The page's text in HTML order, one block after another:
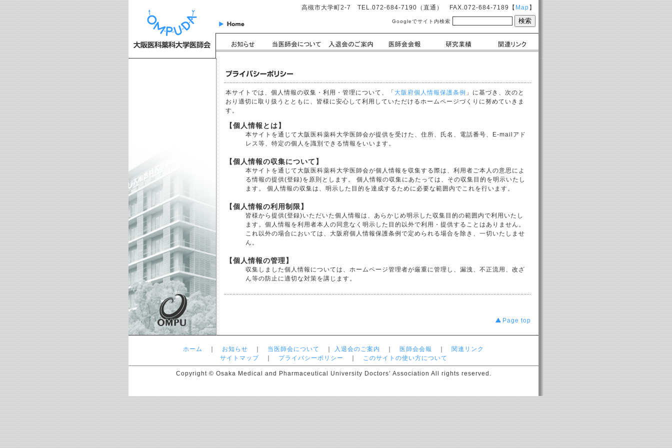
高槻市大学町2-7 TEL.072-684-7190（直通） FAX.072-684-7189【 Map 】
Googleでサイト内検索
本サイトでは、個人情報の収集・利用・管理について、「 大阪府個人情報保護条例 」に基づき、次のと
おり適切に取り扱うとともに、皆様に安心して利用していただけるホームページづくりに努めていきま
す。
【個人情報とは】
本サイトを通じて大阪医科薬科大学医師会が提供を受けた、住所、氏名、電話番号、E-mailアド
レス等、特定の個人を識別できる情報をいいます。
【個人情報の収集について】
本サイトを通じて大阪医科薬科大学医師会が個人情報を収集する際は、利用者ご本人の意思によ
る情報の提供(登録)を原則とします。 個人情報の収集にあたっては、その収集目的を明示いたし
ます。 個人情報の収集は、明示した目的を達成するために必要な範囲内でこれを行います。
【個人情報の利用制限】
皆様から提供(登録)いただいた個人情報は、あらかじめ明示した収集目的の範囲内で利用いたし
ます。個人情報を利用者本人の同意なく明示した目的以外で利用・提供することはありません。
これ以外の場合においては、大阪府個人情報保護条例で定められる場合を除き、一切いたしませ
ん。
【個人情報の管理】
収集しました個人情報については、ホームページ管理者が厳重に管理し、漏洩、不正流用、改ざ
ん等の防止に適切な対策を講じます。
Page top
ホーム お知らせ 当医師会について 入退会のご案内 医師会会報
関連リンク
サイトマップ｜ プライバシーポリシー このサイトの使い方について
Copyright © Osaka Medical and Pharmaceutical University Doctors’ Association All rights reserved.